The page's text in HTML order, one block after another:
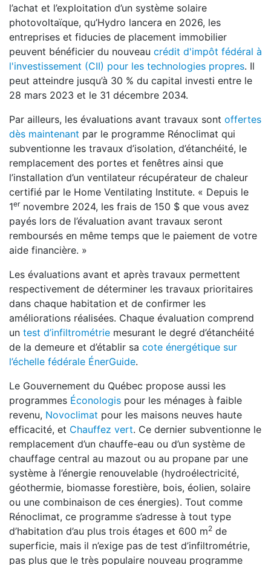
l’achat et l’exploitation d’un système solaire
photovoltaïque, qu’Hydro lancera en 2026, les
entreprises et fiducies de placement immobilier
peuvent bénéficier du nouveau crédit d'impôt fédéral à
l'investissement (CII) pour les technologies propres. Il
peut atteindre jusqu’à 30 % du capital investi entre le
28 mars 2023 et le 31 décembre 2034.
Par ailleurs, les évaluations avant travaux sont offertes
dès maintenant par le programme Rénoclimat qui
subventionne les travaux d’isolation, d’étanchéité, le
remplacement des portes et fenêtres ainsi que
l’installation d’un ventilateur récupérateur de chaleur
certifié par le Home Ventilating Institute. « Depuis le
1ernovembre 2024, les frais de 150 $ que vous avez
payés lors de l’évaluation avant travaux seront
remboursés en même temps que le paiement de votre
aide financière. »
Les évaluations avant et après travaux permettent
respectivement de déterminer les travaux prioritaires
dans chaque habitation et de confirmer les
améliorations réalisées. Chaque évaluation comprend
un test d’infiltrométrie mesurant le degré d’étanchéité
de la demeure et d’établir sa cote énergétique sur
l’échelle fédérale ÉnerGuide.
Le Gouvernement du Québec propose aussi les
programmes Éconologis pour les ménages à faible
revenu, Novoclimat pour les maisons neuves haute
efficacité, et Chauffez vert. Ce dernier subventionne le
remplacement d’un chauffe-eau ou d’un système de
chauffage central au mazout ou au propane par une
système à l’énergie renouvelable (hydroélectricité,
géothermie, biomasse forestière, bois, éolien, solaire
ou une combinaison de ces énergies). Tout comme
Rénoclimat, ce programme s’adresse à tout type
d’habitation d’au plus trois étages et 600 m2 de
superficie, mais il n’exige pas de test d’infiltrométrie,
pas plus que le très populaire nouveau programme